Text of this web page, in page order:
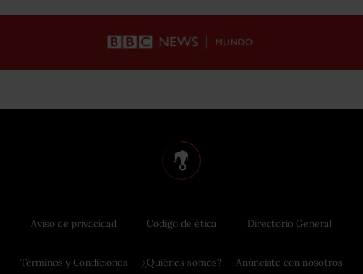
Aviso de privacidad
Términos y Condiciones
Código de ética
¿Quiénes somos?
Directorio General
Anúnciate con nosotros